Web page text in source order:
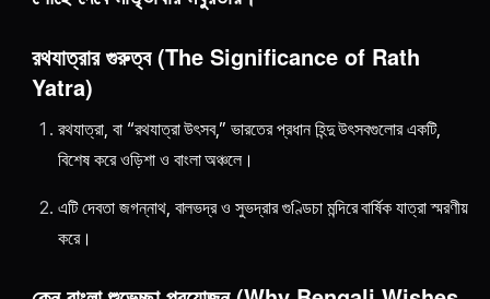
রথযাত্রার গুরুত্ব (The Significance of Rath
Yatra)
রথযাত্রা, বা “রথযাত্রা উৎসব,” ভারতের প্রধান হিন্দু উৎসবগুলোর একটি,
বিশেষ করে ওড়িশা ও বাংলা অঞ্চলে।
এটি দেবতা জগন্নাথ, বালভদ্র ও সুভদ্রার গুণ্ডিচা মন্দিরে বার্ষিক যাত্রা স্মরণীয়
করে।